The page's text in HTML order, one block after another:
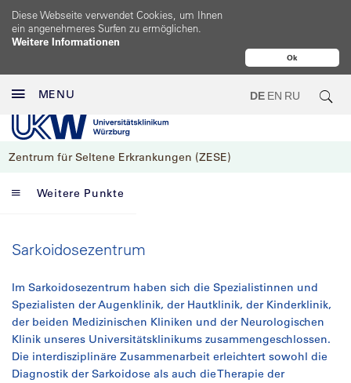
Ok
Diese Webseite verwendet Cookies, um Ihnen
ein angenehmeres Surfen zu ermöglichen.
Weitere Informationen
MENU DE EN RU
Zentrum für Seltene Erkrankungen (ZESE)
Weitere Punkte
Sarkoidosezentrum
Im Sarkoidosezentrum haben sich die Spezialistinnen und
Spezialisten der Augenklinik, der Hautklinik, der Kinderklinik,
der beiden Medizinischen Kliniken und der Neurologischen
Klinik unseres Universitätsklinikums zusammengeschlossen.
Die interdisziplinäre Zusammenarbeit erleichtert sowohl die
Diagnostik der Sarkoidose als auch die Therapie der